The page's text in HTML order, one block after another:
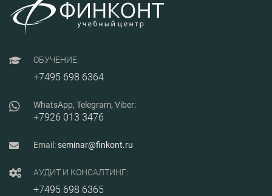
ГОСТ Р 58338-2017; -
алгоритм проведения
аудита поставщиков; -
рекламационной работы
при внедрении ГОСТ РВ
0015-703-2019.
ОБУЧЕНИЕ:
+7495 698 6364
WhatsApp, Telegram, Viber:
+7926 013 3476
Email:seminar@finkont.ru
АУДИТ И КОНСАЛТИНГ:
+7495 698 6365